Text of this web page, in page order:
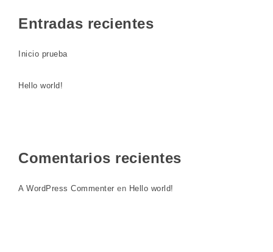
Entradas recientes
Inicio prueba
Hello world!
Comentarios recientes
A WordPress Commenter en Hello world!